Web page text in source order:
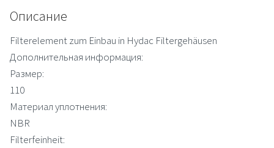
Описание
Filterelement zum Einbau in Hydac Filtergehäusen
Дополнительная информация:
Размер:
110
Материал уплотнения:
NBR
Filterfeinheit: